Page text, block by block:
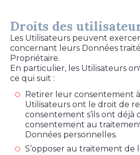
Droits des
Les Utilisateurs peuvent
concernant leurs Données
Propriétaire.
En particulier, les Utilisateurs
ce qui suit :
Retirer leur consentement
Utilisateurs ont le droit de
consentement s’ils ont déjà
consentement au
Données personnelles.
S’opposer au traitement de